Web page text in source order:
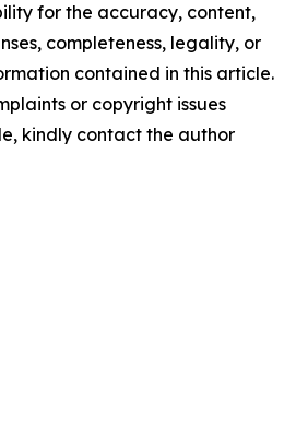
for the accuracy, content,
completeness, legality, or
contained in this article.
or copyright issues
kindly contact the author